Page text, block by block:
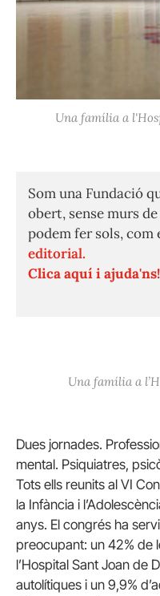
Una família a
Som una Fundació
obert, sense murs
podem fer sols, com
editorial.
Clica aquí i ajuda'ns!
Una família a
Dues jornades.
mental. Psiquiatres,
Tots ells reunits al VI
la Infància i
anys. El congrés ha
preocupant: un 42% de
l’Hospital Sant Joan de
autolítiques i un 9,9%